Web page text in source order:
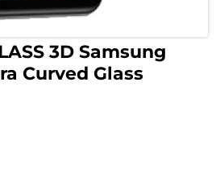
3D Samsung
Curved Glass